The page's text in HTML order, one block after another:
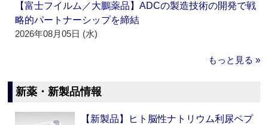
【富士フイルム／大鵬薬品】ADCの製造技術の開発で戦
略的パートナーシップを締結
2026年08月05日 (水)
もっと見る »
新薬・新製品情報
【新製品】ヒト脳性ナトリウム利尿ペプ